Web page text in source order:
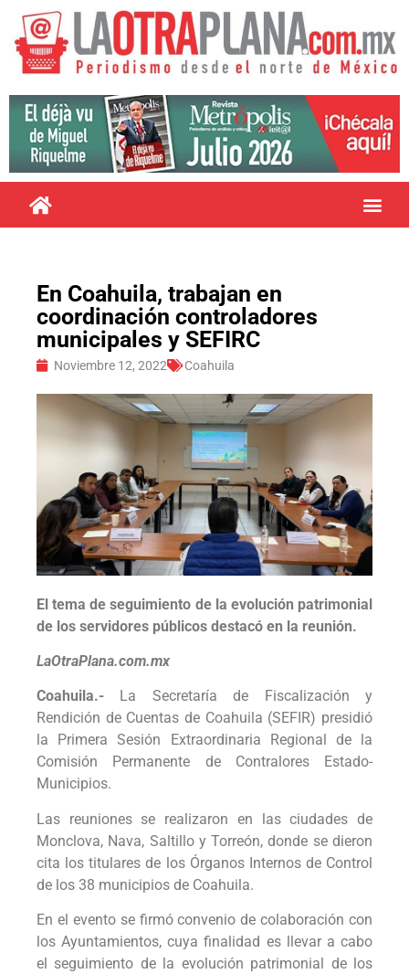
En Coahuila, trabajan en
coordinación controladores
municipales y SEFIRC
Noviembre 12, 2022 Coahuila
El tema de seguimiento de la evolución patrimonial
de los servidores públicos destacó en la reunión.
LaOtraPlana.com.mx
Coahuila.-
La Secretaría de Fiscalización y
Rendición de Cuentas de Coahuila (SEFIR) presidió
la Primera Sesión Extraordinaria Regional de la
Comisión Permanente de Contralores Estado-
Municipios.
Las reuniones se realizaron en las ciudades de
Monclova, Nava, Saltillo y Torreón, donde se dieron
cita los titulares de los Órganos Internos de Control
de los 38 municipios de Coahuila.
En el evento se firmó convenio de colaboración con
los Ayuntamientos, cuya finalidad es llevar a cabo
el seguimiento de la evolución patrimonial de los